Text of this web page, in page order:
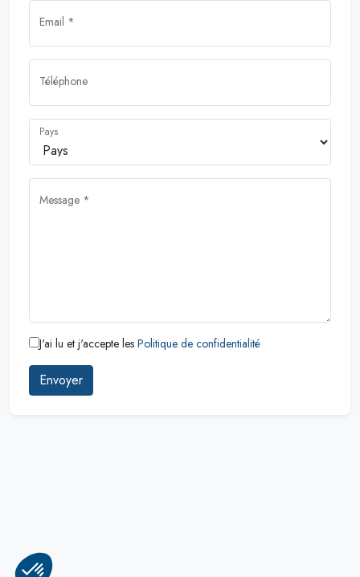
Email *
Téléphone
Pays
Message *
J'ai lu et j'accepte les Politique de confidentialité